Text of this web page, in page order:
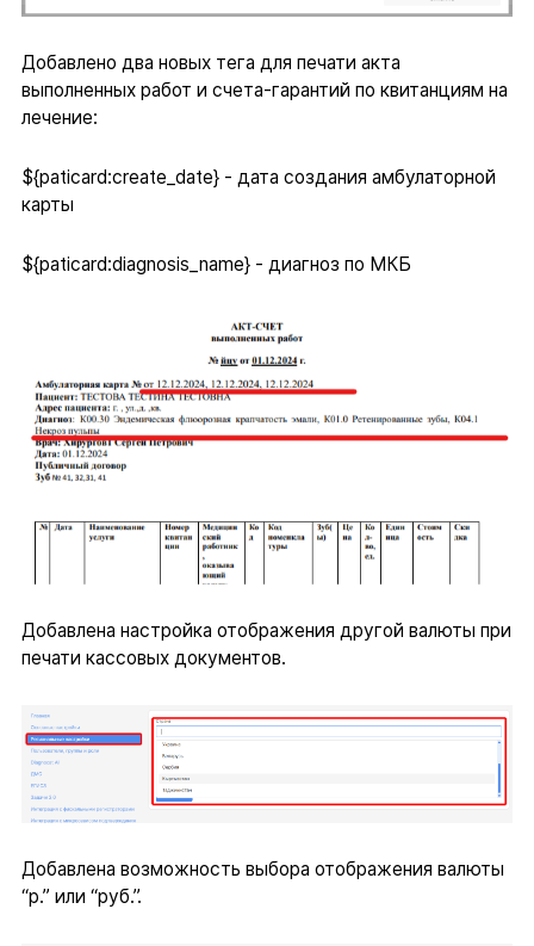
Добавлено два новых тега для печати акта
выполненных работ и счета-гарантий по квитанциям на
лечение:
${paticard:create_date} - дата создания амбулаторной
карты
${paticard:diagnosis_name} - диагноз по МКБ
Добавлена настройка отображения другой валюты при
печати кассовых документов.
Добавлена возможность выбора отображения валюты
“р.” или “руб.”.